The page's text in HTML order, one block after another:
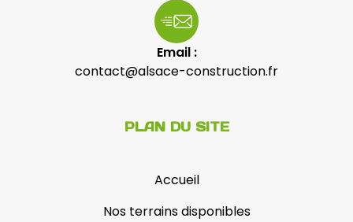
Email :
contact@alsace-construction.fr
PLAN DU SITE
Accueil
Nos terrains disponibles